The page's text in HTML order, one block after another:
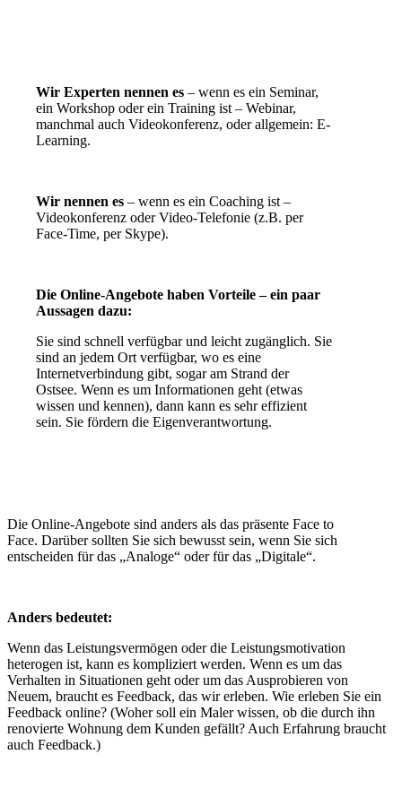
Wir Experten nennen es – wenn es ein Seminar,
ein Workshop oder ein Training ist – Webinar,
manchmal auch Videokonferenz, oder allgemein: E-
Learning.
Wir nennen es – wenn es ein Coaching ist –
Videokonferenz oder Video-Telefonie (z.B. per
Face-Time, per Skype).
Die Online-Angebote haben Vorteile – ein paar
Aussagen dazu:
Sie sind schnell verfügbar und leicht zugänglich. Sie
sind an jedem Ort verfügbar, wo es eine
Internetverbindung gibt, sogar am Strand der
Ostsee. Wenn es um Informationen geht (etwas
wissen und kennen), dann kann es sehr effizient
sein. Sie fördern die Eigenverantwortung.
Die Online-Angebote sind anders als das präsente Face to
Face. Darüber sollten Sie sich bewusst sein, wenn Sie sich
entscheiden für das „Analoge“ oder für das „Digitale“.
Anders bedeutet:
Wenn das Leistungsvermögen oder die Leistungsmotivation
heterogen ist, kann es kompliziert werden. Wenn es um das
Verhalten in Situationen geht oder um das Ausprobieren von
Neuem, braucht es Feedback, das wir erleben. Wie erleben Sie ein
Feedback online? (Woher soll ein Maler wissen, ob die durch ihn
renovierte Wohnung dem Kunden gefällt? Auch Erfahrung braucht
auch Feedback.)